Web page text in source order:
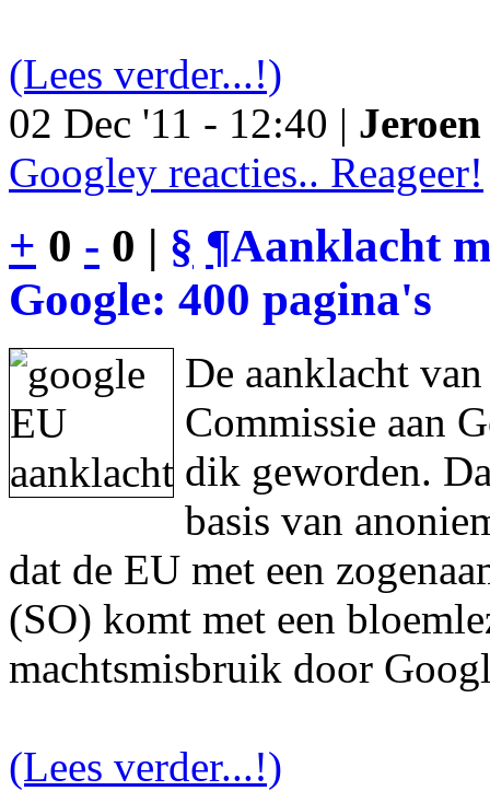
(Lees verder...!)
02 Dec '11 - 12:40 |
Googley reacties.. Reageer!
+ 0 - 0 | § ¶Aanklacht
Google: 400 pagina's
De aanklacht
Commissie aan
dik geworden.
basis van
dat de EU met een
(SO) komt met een
machtsmisbruik door
(Lees verder...!)